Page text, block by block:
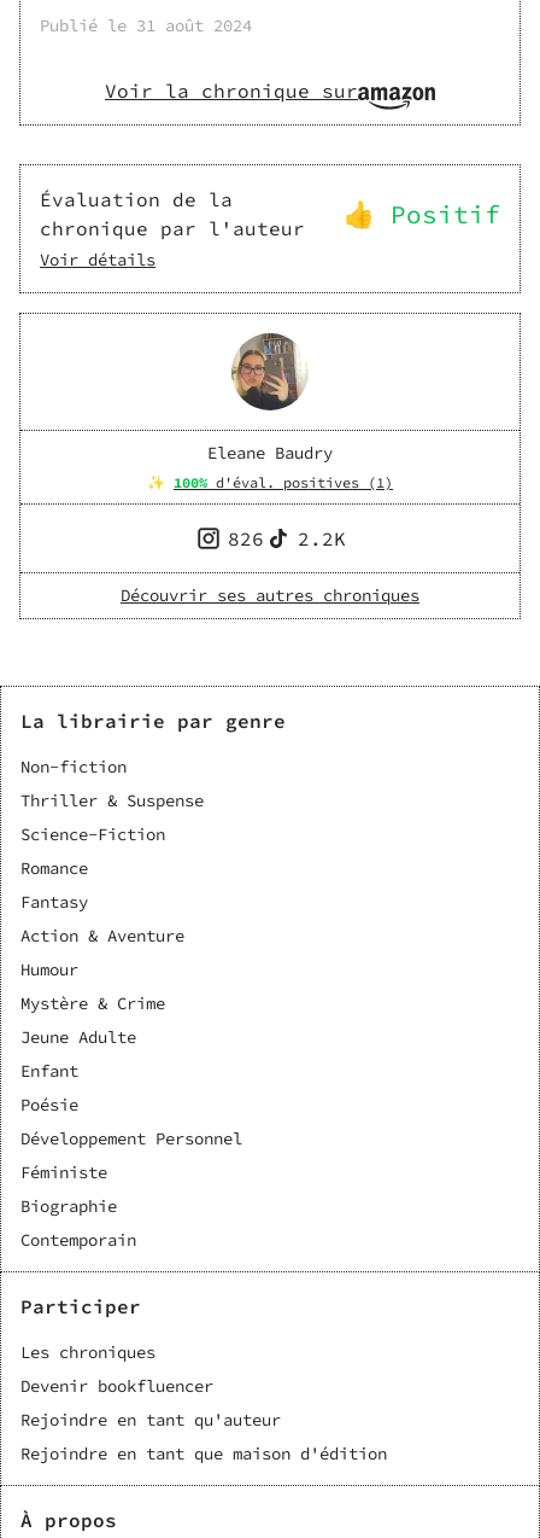
Publié le 31 août 2024
Voir la chronique sur
Évaluation de la
chronique par l'auteur
👍 Positif
Voir détails
Eleane Baudry
✨ 100% d'éval. positives (1)
826 2.2K
Découvrir ses autres chroniques
La librairie par genre
Non-fiction
Thriller & Suspense
Science-Fiction
Romance
Fantasy
Action & Aventure
Humour
Mystère & Crime
Jeune Adulte
Enfant
Poésie
Développement Personnel
Féministe
Biographie
Contemporain
Participer
Les chroniques
Devenir bookfluencer
Rejoindre en tant qu'auteur
Rejoindre en tant que maison d'édition
À propos